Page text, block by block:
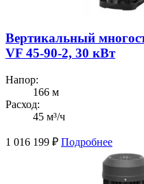
Вертикальный
VF 45-90-2, 30 кВт
Напор:
166 м
Расход:
45 м³/ч
1 016 199 ₽ Подробнее